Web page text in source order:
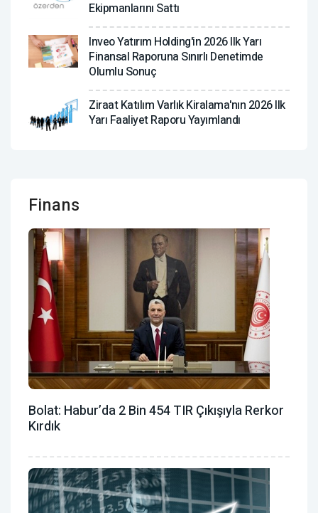
Ekipmanlarını Sattı
Inveo Yatırım Holding'in 2026 Ilk Yarı
Finansal Raporuna Sınırlı Denetimde
Olumlu Sonuç
Ziraat Katılım Varlık Kiralama'nın 2026 Ilk
Yarı Faaliyet Raporu Yayımlandı
Finans
Bolat: Habur’da 2 Bin 454 TIR Çıkışıyla Rerkor
Kırdık